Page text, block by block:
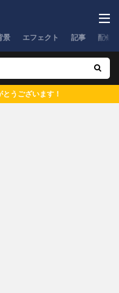
景 エフェクト 記事 配信
ございます！